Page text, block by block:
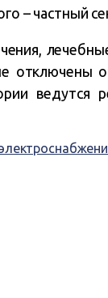
– частный
отключены
ведутся